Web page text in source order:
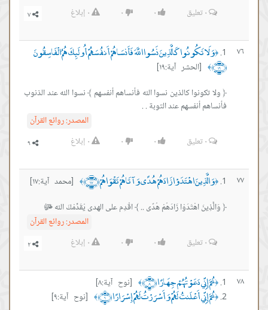
٠تعليق ٠ ٠ ٠ إبلاغ
٧٦ ﴿وَلَا تَكُونُوا كَالَّذِينَ نَسُوا اللَّهَ فَأَنسَاهُمْ أَنفُسَهُمْ أُولَئِكَ هُمُ الْفَاسِقُونَ
﴿١٩﴾ ﴾
[الحشر آية:١٩]
﴿ ولا تكونوا كالذين نسوا الله فأنساهم أنفسهم ﴾ نسوا الله عند الذنوب
فأنساهم أنفسهم عند التوبة . .
المصدر:روائع القرآن
٠تعليق ٠ ٠ ٠ إبلاغ
٧٧ ﴿وَالَّذِينَ اهْتَدَوْا زَادَهُمْ هُدًى وَآتَاهُمْ تَقْوَاهُمْ ﴿١٧﴾ ﴾
[محمد آية:١٧]
﴿ وَالَّذِينَ اهْتَدَوْا زَادَهُمْ هُدًى .. ﴾ اقْدِم على الهدى يُقَدِّمْكَ الله ﷻ
المصدر:روائع القرآن
٠تعليق ٠ ٠ ٠ إبلاغ
٧٨ ﴿ثُمَّ إِنِّي دَعَوْتُهُمْ جِهَارًا ﴿٨﴾ ﴾ [نوح آية:٨]
﴿ثُمَّ إِنِّي أَعْلَنتُ لَهُمْ وَأَسْرَرْتُ لَهُمْ إِسْرَارًا ﴿٩﴾ ﴾
[نوح آية:٩]